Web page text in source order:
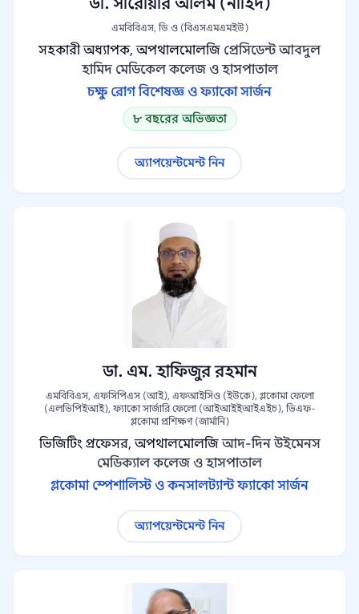
এমবিবিএস, ডি ও (বিএসএমএমইউ)
সহকারী অধ্যাপক, অপথালমোলজি প্রেসিডেন্ট আবদুল
হামিদ মেডিকেল কলেজ ও হাসপাতাল
চক্ষু রোগ বিশেষজ্ঞ ও ফ্যাকো সার্জন
৮ বছরের অভিজ্ঞতা
অ্যাপয়েন্টমেন্ট নিন
ডা. এম. হাফিজুর রহমান
এমবিবিএস, এফসিপিএস (আই), এফআইসিও (ইউকে), গ্লকোমা ফেলো
(এলভিপিইআই), ফ্যাকো সার্জারি ফেলো (আইআইইআইএইচ), ভিএফ-
গ্লকোমা প্রশিক্ষণ (জার্মানি)
ভিজিটিং প্রফেসর, অপথালমোলজি আদ-দিন উইমেনস
মেডিক্যাল কলেজ ও হাসপাতাল
গ্লকোমা স্পেশালিস্ট ও কনসালট্যান্ট ফ্যাকো সার্জন
অ্যাপয়েন্টমেন্ট নিন